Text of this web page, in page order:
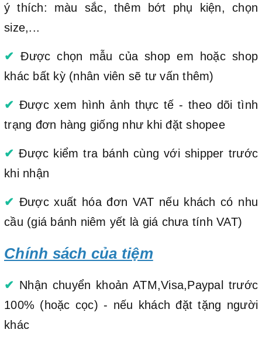
ý thích: màu sắc, thêm bớt phụ kiện, chọn
size,...
✔ Được chọn mẫu của shop em hoặc shop
khác bất kỳ (nhân viên sẽ tư vấn thêm)
✔ Được xem hình ảnh thực tế - theo dõi tình
trạng đơn hàng giống như khi đặt shopee
✔ Được kiểm tra bánh cùng với shipper trước
khi nhận
✔ Được xuất hóa đơn VAT nếu khách có nhu
cầu (giá bánh niêm yết là giá chưa tính VAT)
Chính sách của tiệm
✔ Nhận chuyển khoản ATM,Visa,Paypal trước
100% (hoặc cọc) - nếu khách đặt tặng người
khác